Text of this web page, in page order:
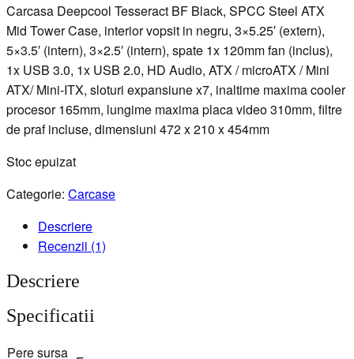
Carcasa Deepcool Tesseract BF Black, SPCC Steel ATX
Mid Tower Case, interior vopsit in negru, 3×5.25′ (extern),
5×3.5′ (intern), 3×2.5′ (intern), spate 1x 120mm fan (inclus),
1x USB 3.0, 1x USB 2.0, HD Audio, ATX / microATX / Mini
ATX/ Mini-ITX, sloturi expansiune x7, inaltime maxima cooler
procesor 165mm, lungime maxima placa video 310mm, filtre
de praf incluse, dimensiuni 472 x 210 x 454mm
Stoc epuizat
Categorie: Carcase
Descriere
Recenzii (1)
Descriere
Specificatii
Pere sursa